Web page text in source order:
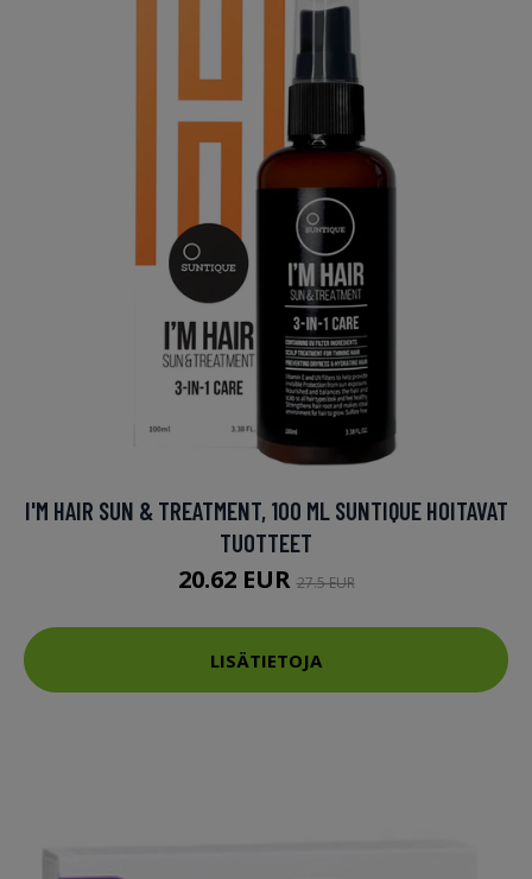
I'M HAIR SUN & TREATMENT, 100 ML SUNTIQUE HOITAVAT
TUOTTEET
20.62 EUR27.5 EUR
LISÄTIETOJA